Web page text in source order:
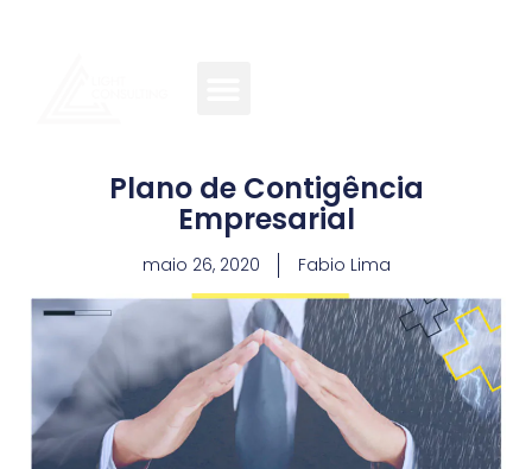
Plano de Contigência
Empresarial
maio 26, 2020 Fabio Lima